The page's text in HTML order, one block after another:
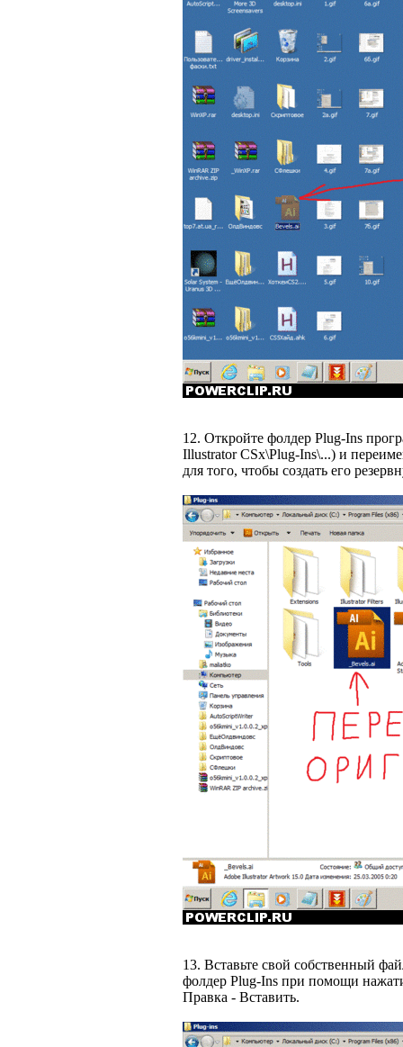
12. Откройте фолдер Plug-Ins
Illustrator CSx\Plug-Ins\...) и
для того, чтобы создать его
13. Вставьте свой собственный
фолдер Plug-Ins при помощи
Правка - Вставить.